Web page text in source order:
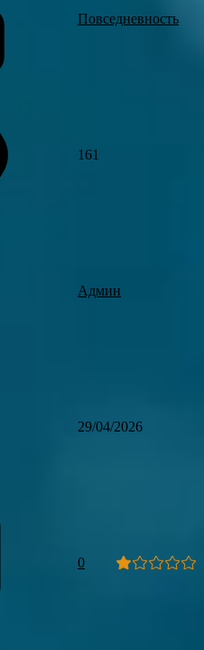
Повседневность
161
Админ
29/04/2026
0